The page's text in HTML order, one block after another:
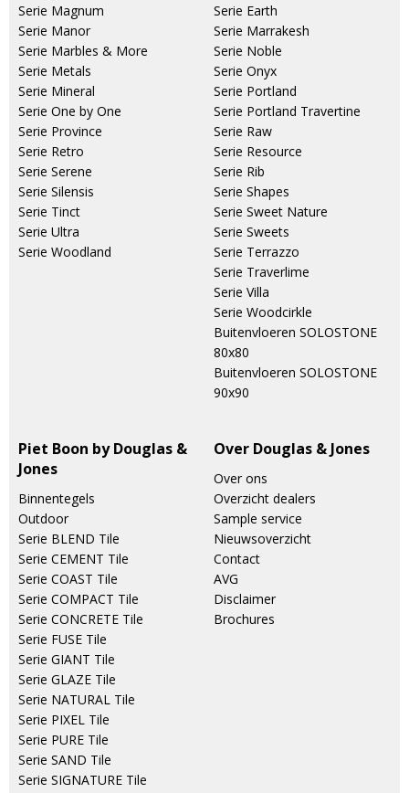
Serie Magnum
Serie Manor
Serie Marbles & More
Serie Metals
Serie Mineral
Serie One by One
Serie Province
Serie Retro
Serie Serene
Serie Silensis
Serie Tinct
Serie Ultra
Serie Woodland
Serie Earth
Serie Marrakesh
Serie Noble
Serie Onyx
Serie Portland
Serie Portland Travertine
Serie Raw
Serie Resource
Serie Rib
Serie Shapes
Serie Sweet Nature
Serie Sweets
Serie Terrazzo
Serie Traverlime
Serie Villa
Serie Woodcirkle
Buitenvloeren SOLOSTONE
80x80
Buitenvloeren SOLOSTONE
90x90
Piet Boon by Douglas &
Jones
Binnentegels
Outdoor
Serie BLEND Tile
Serie CEMENT Tile
Serie COAST Tile
Serie COMPACT Tile
Serie CONCRETE Tile
Serie FUSE Tile
Serie GIANT Tile
Serie GLAZE Tile
Serie NATURAL Tile
Serie PIXEL Tile
Serie PURE Tile
Serie SAND Tile
Serie SIGNATURE Tile
Over Douglas & Jones
Over ons
Overzicht dealers
Sample service
Nieuwsoverzicht
Contact
AVG
Disclaimer
Brochures